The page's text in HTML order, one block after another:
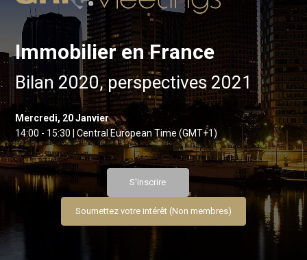
Immobilier en France
Bilan 2020, perspectives 2021
Mercredi, 20 Janvier
14:00 - 15:30 | Central European Time (GMT+1)
S'inscrire
Soumettez votre intérêt (Non membres)